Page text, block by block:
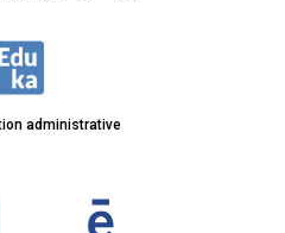
administrative